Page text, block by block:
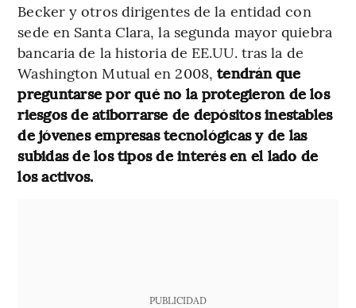
Becker y otros dirigentes de la entidad con
sede en Santa Clara, la segunda mayor quiebra
bancaria de la historia de EE.UU. tras la de
Washington Mutual en 2008,tendrán que
preguntarse por qué no la protegieron de los
riesgos de atiborrarse de depósitos inestables
de jóvenes empresas tecnológicas y de las
subidas de los tipos de interés en el lado de
los activos.
PUBLICIDAD